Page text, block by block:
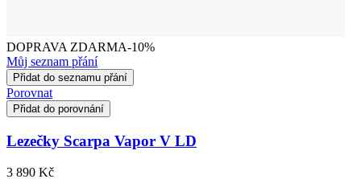
DOPRAVA ZDARMA-10%
Můj seznam přání
Přidat do seznamu přání
Porovnat
Přidat do porovnání
Lezečky Scarpa Vapor V LD
3 890 Kč